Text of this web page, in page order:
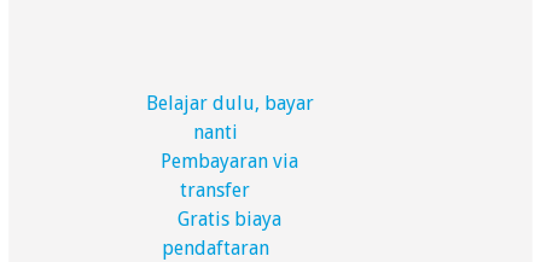
Belajar dulu, bayar
nanti
Pembayaran via
transfer
Gratis biaya
pendaftaran